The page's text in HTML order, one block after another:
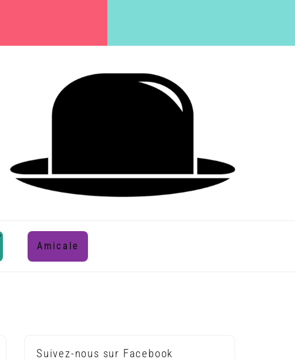
Amicale
Suivez-nous sur Facebook